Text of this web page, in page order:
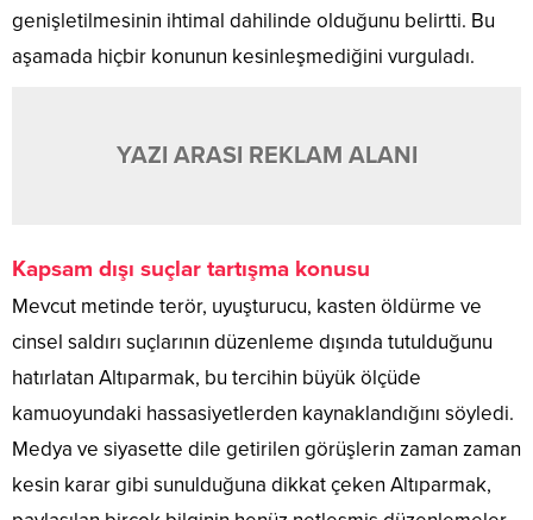
genişletilmesinin ihtimal dahilinde olduğunu belirtti. Bu
aşamada hiçbir konunun kesinleşmediğini vurguladı.
YAZI ARASI REKLAM ALANI
Kapsam dışı suçlar tartışma konusu
Mevcut metinde terör, uyuşturucu, kasten öldürme ve
cinsel saldırı suçlarının düzenleme dışında tutulduğunu
hatırlatan Altıparmak, bu tercihin büyük ölçüde
kamuoyundaki hassasiyetlerden kaynaklandığını söyledi.
Medya ve siyasette dile getirilen görüşlerin zaman zaman
kesin karar gibi sunulduğuna dikkat çeken Altıparmak,